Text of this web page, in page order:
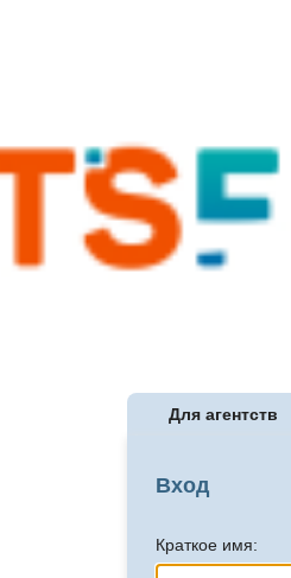
Для агентств
Вход
Краткое имя: